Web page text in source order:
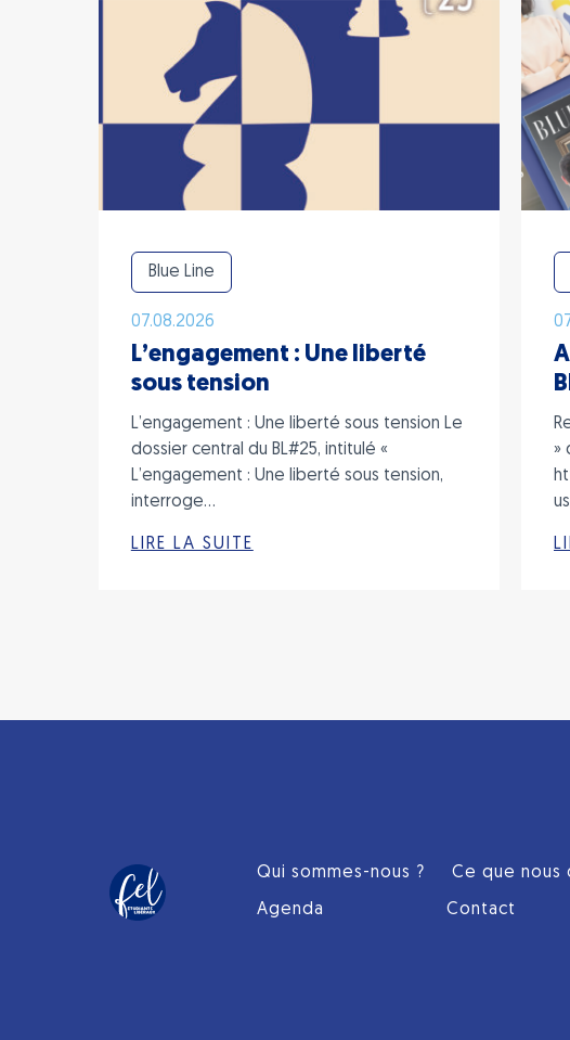
Blue Line
07.08.2026
L’engagement : Une liberté
sous tension
L’engagement : Une liberté sous tension Le
dossier central du BL#25, intitulé «
L’engagement : Une liberté sous tension,
interroge…
LIRE LA SUITE
»
Qui sommes-nous ? Ce que nous
Agenda Contact